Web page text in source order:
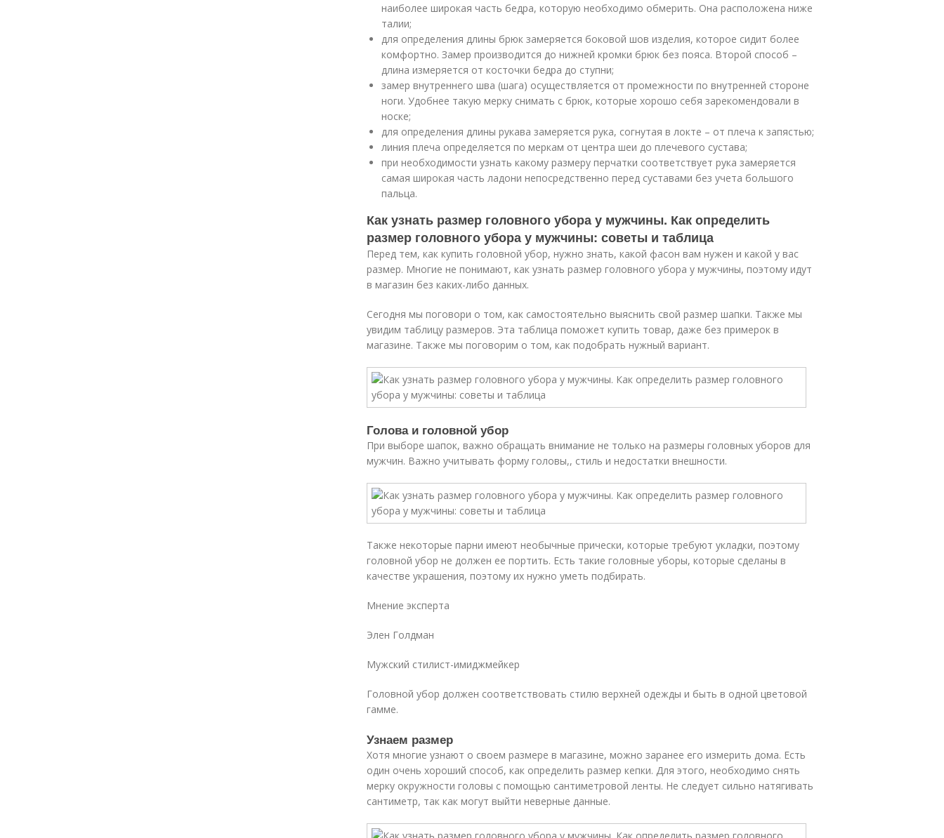
наиболее широкая часть бедра, которую необходимо обмерить. Она расположена ниже
талии;
для определения длины брюк замеряется боковой шов изделия, которое сидит более
комфортно. Замер производится до нижней кромки брюк без пояса. Второй способ –
длина измеряется от косточки бедра до ступни;
замер внутреннего шва (шага) осуществляется от промежности по внутренней стороне
ноги. Удобнее такую мерку снимать с брюк, которые хорошо себя зарекомендовали в
носке;
для определения длины рукава замеряется рука, согнутая в локте – от плеча к запястью;
линия плеча определяется по меркам от центра шеи до плечевого сустава;
при необходимости узнать какому размеру перчатки соответствует рука замеряется
самая широкая часть ладони непосредственно перед суставами без учета большого
пальца.
Как узнать размер головного убора у мужчины. Как определить
размер головного убора у мужчины: советы и таблица
Перед тем, как купить головной убор, нужно знать, какой фасон вам нужен и какой у вас
размер. Многие не понимают, как узнать размер головного убора у мужчины, поэтому идут
в магазин без каких-либо данных.
Сегодня мы поговори о том, как самостоятельно выяснить свой размер шапки. Также мы
увидим таблицу размеров. Эта таблица поможет купить товар, даже без примерок в
магазине. Также мы поговорим о том, как подобрать нужный вариант.
Голова и головной убор
При выборе шапок, важно обращать внимание не только на размеры головных уборов для
мужчин. Важно учитывать форму головы,, стиль и недостатки внешности.
Также некоторые парни имеют необычные прически, которые требуют укладки, поэтому
головной убор не должен ее портить. Есть такие головные уборы, которые сделаны в
качестве украшения, поэтому их нужно уметь подбирать.
Мнение эксперта
Элен Голдман
Мужский стилист-имиджмейкер
Головной убор должен соответствовать стилю верхней одежды и быть в одной цветовой
гамме.
Узнаем размер
Хотя многие узнают о своем размере в магазине, можно заранее его измерить дома. Есть
один очень хороший способ, как определить размер кепки. Для этого, необходимо снять
мерку окружности головы с помощью сантиметровой ленты. Не следует сильно натягивать
сантиметр, так как могут выйти неверные данные.